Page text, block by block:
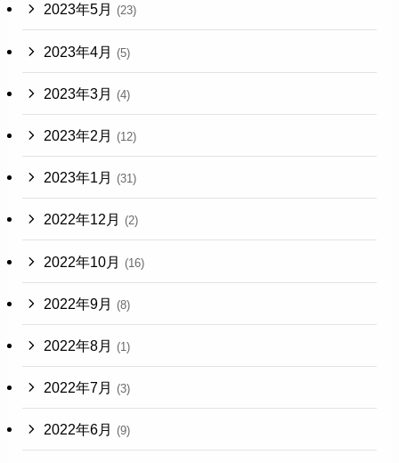
2023年5月 (23)
2023年4月 (5)
2023年3月 (4)
2023年2月 (12)
2023年1月 (31)
2022年12月 (2)
2022年10月 (16)
2022年9月 (8)
2022年8月 (1)
2022年7月 (3)
2022年6月 (9)